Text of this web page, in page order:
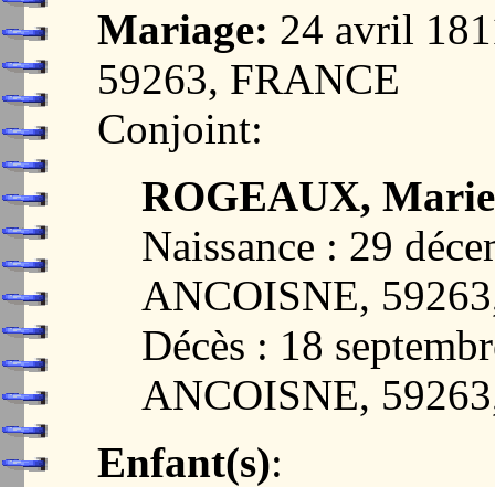
Mariage: 24 avril
59263, FRANCE
Conjoint:
ROGEAUX,
Naissance : 29
ANCOISNE,
Décès : 18
ANCOISNE,
Enfant(s):